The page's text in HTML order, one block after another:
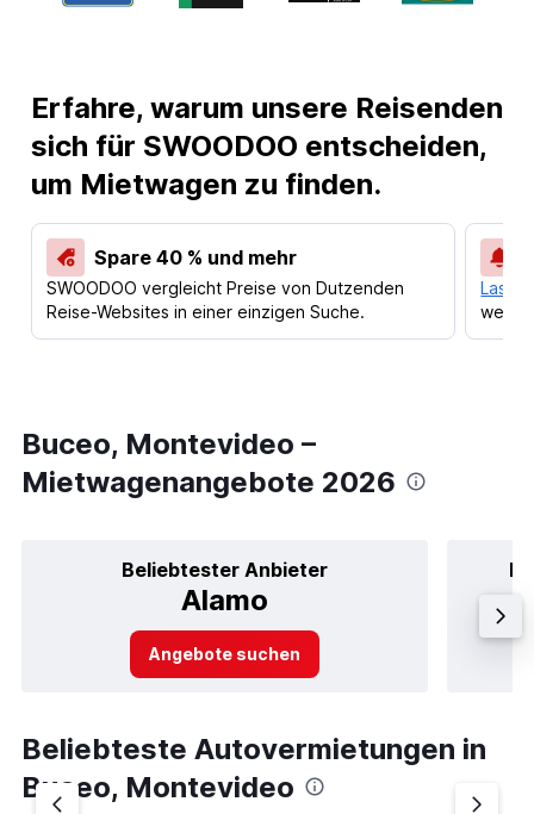
Erfahre, warum unsere Reisenden
sich für SWOODOO entscheiden,
um Mietwagen zu finden.
Spare 40 % und mehr
SWOODOO vergleicht Preise von Dutzenden
Reise-Websites in einer einzigen Suche.
Lass
Buceo, Montevideo –
Mietwagenangebote 2026
Beliebtester Anbieter
Alamo
Angebote suchen
Beliebteste Autovermietungen in
Buceo, Montevideo